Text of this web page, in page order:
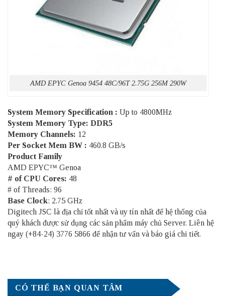
AMD EPYC Genoa 9454 48C/96T 2.75G 256M 290W
System Memory Specification : Up to 4800MHz
System Memory Type: DDR5
Memory Channels: 12
Per Socket Mem BW : 460.8 GB/s
Product Family
AMD EPYC™ Genoa
# of CPU Cores: 48
# of Threads: 96
Base Clock: 2.75 GHz
Digitech JSC là địa chỉ tốt nhất và uy tín nhất để hệ thống của
quý khách được sử dụng các sản phẩm máy chủ Server. Liên hệ
ngay (+84-24) 3776 5866 để nhận tư vấn và báo giá chi tiết.
CÓ THỂ BẠN QUAN TÂM